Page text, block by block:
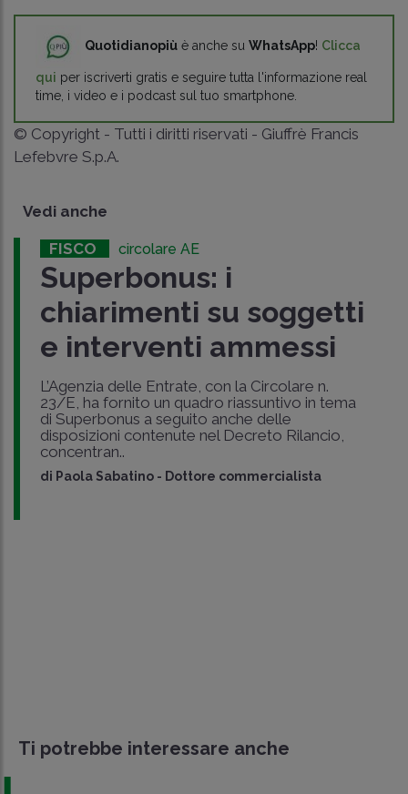
Quotidianopiù è anche su WhatsApp! Clicca
qui per iscriverti gratis e seguire tutta l'informazione real
time, i video e i podcast sul tuo smartphone.
© Copyright - Tutti i diritti riservati - Giuffrè Francis
Lefebvre S.p.A.
Vedi anche
FISCO circolare AE
Superbonus: i
chiarimenti su soggetti
e interventi ammessi
L’Agenzia delle Entrate, con la Circolare n.
23/E, ha fornito un quadro riassuntivo in tema
di Superbonus a seguito anche delle
disposizioni contenute nel Decreto Rilancio,
concentran..
di Paola Sabatino - Dottore commercialista
Ti potrebbe interessare anche